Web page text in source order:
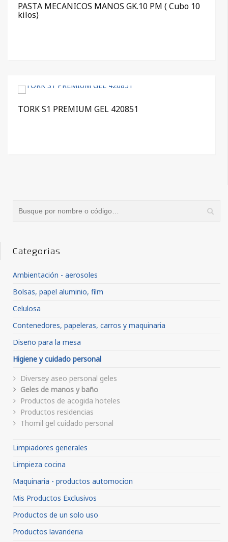
PASTA MECANICOS MANOS GK.10 PM ( Cubo 10
kilos)
TORK S1 PREMIUM GEL 420851
Categorias
Ambientación - aerosoles
Bolsas, papel aluminio, film
Celulosa
Contenedores, papeleras, carros y maquinaria
Diseño para la mesa
Higiene y cuidado personal
Diversey aseo personal geles
Geles de manos y baño
Productos de acogida hoteles
Productos residencias
Thomil gel cuidado personal
Limpiadores generales
Limpieza cocina
Maquinaria - productos automocion
Mis Productos Exclusivos
Productos de un solo uso
Productos lavanderia